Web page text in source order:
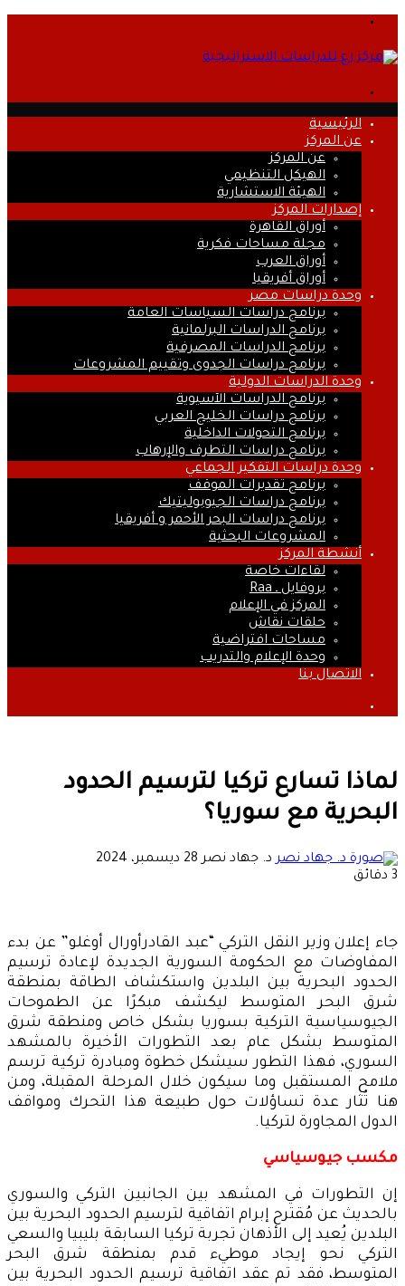
الرئيسية
عن المركز
عن المركز
الهيكل التنظيمي
الهيئة الاستشارية
إصدارات المركز
أوراق القاهرة
مجلة مساحات فكرية
أوراق العرب
أوراق أفريقيا
وحدة دراسات مصر
برنامج دراسات السياسات العامة
برنامج الدراسات البرلمانية
برنامج الدراسات المصرفية
برنامج دراسات الجدوى وتقييم المشروعات
وحدة الدراسات الدولية
برنامج الدراسات الآسيوية
برنامج دراسات الخليج العربي
برنامج التحولات الداخلية
برنامج دراسات التطرف والإرهاب
وحدة دراسات التفكير الجماعي
برنامج تقديرات الموقف
برنامج دراسات الجيوبوليتيك
برنامج دراسات البحر الأحمر و أفريقيا
المشروعات البحثية
أنشطة المركز
لقاءات خاصة
بروفايل ـ Raa
المركز في الإعلام
حلقات نقاش
مساحات افتراضية
وحدة الإعلام والتدريب
الاتصال بنا
لماذا تسارع تركيا لترسيم الحدود
البحرية مع سوريا؟
د. جهاد نصر أرسل
28 ديسمبر، 2024
3 دقائق
جاء إعلان وزير النقل التركي “عبد القادرأورال أوغلو” عن بدء
المفاوضات مع الحكومة السورية الجديدة لإعادة ترسيم
الحدود البحرية بين البلدين واستكشاف الطاقة بمنطقة
شرق البحر المتوسط ليكشف مبكرًا عن الطموحات
الجيوسياسية التركية بسوريا بشكل خاص ومنطقة شرق
المتوسط بشكل عام بعد التطورات الأخيرة بالمشهد
السوري، فهذا التطور سيشكل خطوة ومبادرة تركية ترسم
ملامح المستقبل وما سيكون خلال المرحلة المقبلة، ومن
هنا تُثار عدة تساؤلات حول طبيعة هذا التحرك ومواقف
الدول المجاورة لتركيا.
مكسب جيوسياسي
إن التطورات في المشهد بين الجانبين التركي والسوري
بالحديث عن مُقترح إبرام اتفاقية لترسيم الحدود البحرية بين
البلدين يُعيد إلى الأذهان تجربة تركيا السابقة بليبيا والسعي
التركي نحو إيجاد موطيء قدم بمنطقة شرق البحر
المتوسط، فقد تم عقد اتفاقية ترسيم الحدود البحرية بين